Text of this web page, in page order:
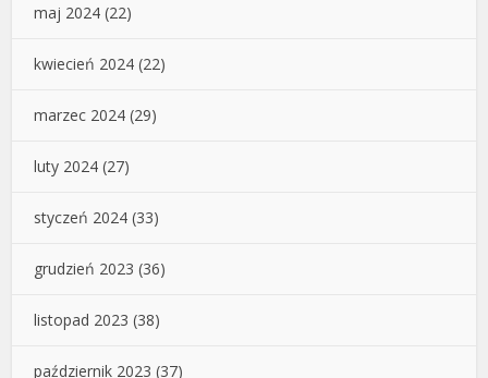
maj 2024 (22)
kwiecień 2024 (22)
marzec 2024 (29)
luty 2024 (27)
styczeń 2024 (33)
grudzień 2023 (36)
listopad 2023 (38)
październik 2023 (37)